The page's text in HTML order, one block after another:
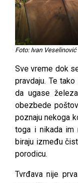
Foto: Ivan Veselinović
Sve vreme dok
pravdaju. Te
da ugase
obezbede
poznaju nekoga
toga i nikada im
biraju između
porodicu.
Tvrđava nije